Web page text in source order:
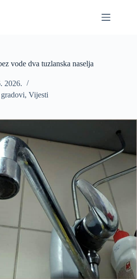
vode dva tuzlanska naselja
2026.
, Vijesti